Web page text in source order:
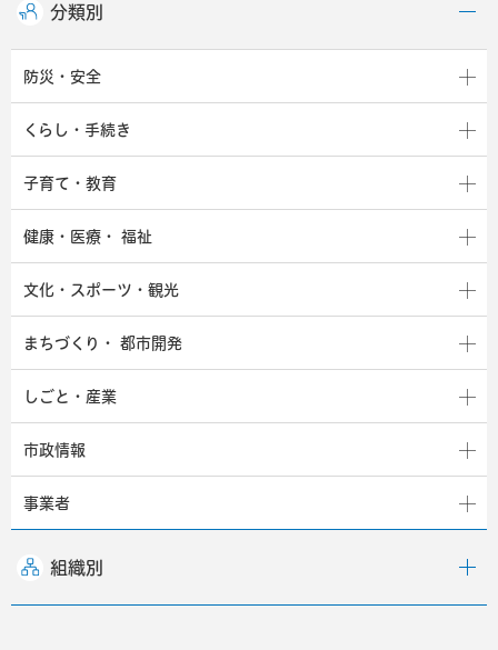
分類別
防災・安全
くらし・手続き
子育て・教育
健康・医療・ 福祉
文化・スポーツ・観光
まちづくり・ 都市開発
しごと・産業
市政情報
事業者
組織別